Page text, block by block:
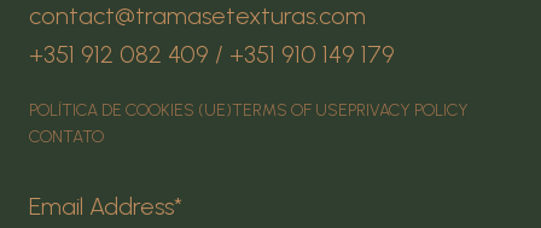
contact@tramasetexturas.com
+351 912 082 409 / +351 910 149 179
POLÍTICA DE COOKIES (UE)TERMS OF USEPRIVACY POLICY
CONTATO
Email Address*